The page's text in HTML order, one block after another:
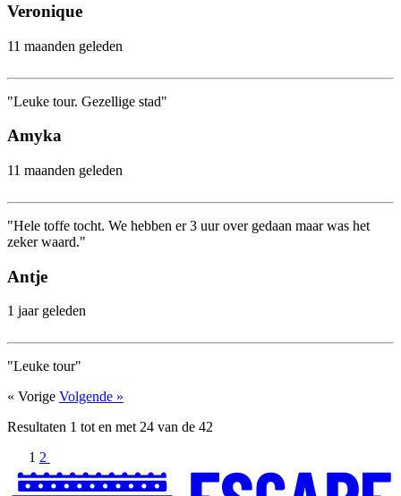
Veronique
11 maanden geleden
"Leuke tour. Gezellige stad"
Amyka
11 maanden geleden
"Hele toffe tocht. We hebben er 3 uur over gedaan maar was het
zeker waard."
Antje
1 jaar geleden
"Leuke tour"
« Vorige Volgende »
Resultaten 1 tot en met24 van de 42
1 2